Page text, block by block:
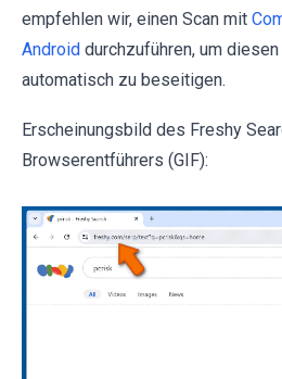
empfehlen wir, einen Scan mit
Android durchzuführen, um
automatisch zu beseitigen.
Erscheinungsbild des Freshy
Browserentführers (GIF):